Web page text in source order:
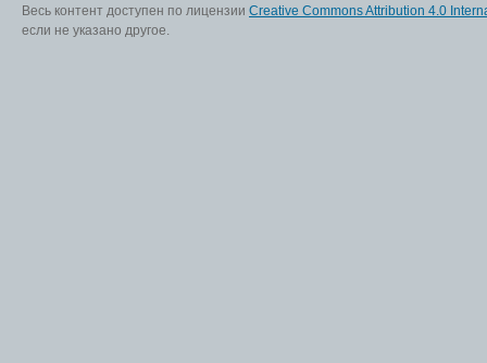
Весь контент доступен по лицензии Creative Commons Attribution 4.0
если не указано другое.